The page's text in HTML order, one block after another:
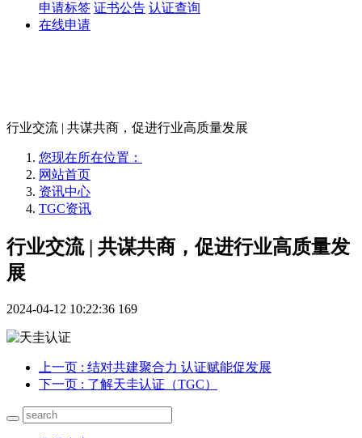
申请标签 证书公告 认证查询
在线申请
行业交流 | 共谋共商，促进行业高质量发展
您现在所在位置：
网站首页
资讯中心
TGC资讯
行业交流 | 共谋共商，促进行业高质量发
展
2024-04-12 10:22:36 169
上一页 : 结对共建聚合力 认证赋能促发展
下一页 : 了解天圭认证（TGC）